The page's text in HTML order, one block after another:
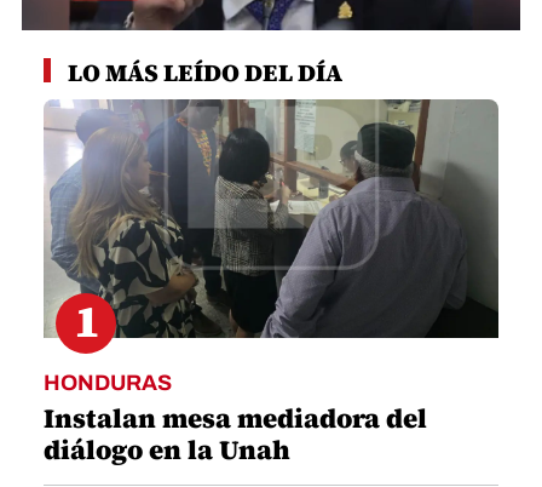
seconds
minute,
seconds
LO MÁS LEÍDO DEL DÍA
1
HONDURAS
Instalan mesa mediadora del
diálogo en la Unah